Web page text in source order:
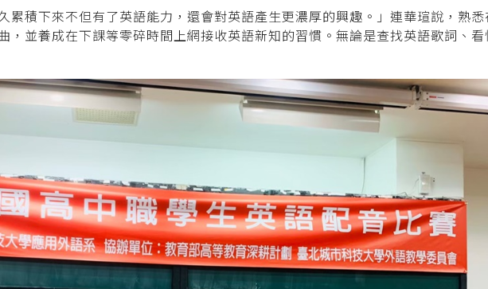
累積下來不但有了英語能力，還會對英語產生更濃厚的興趣。」連華瑄說，熟
，並養成在下課等零碎時間上網接收英語新知的習慣。 無論是查找英語歌詞、